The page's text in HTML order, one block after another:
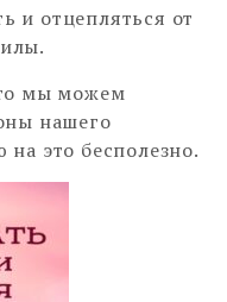
и отцепляться от
мы можем
нашего
это бесполезно.